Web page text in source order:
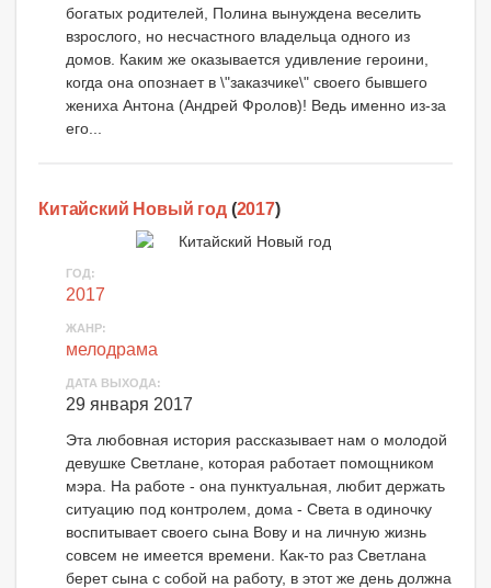
богатых родителей, Полина вынуждена веселить
взрослого, но несчастного владельца одного из
домов. Каким же оказывается удивление героини,
когда она опознает в \"заказчике\" своего бывшего
жениха Антона (Андрей Фролов)! Ведь именно из-за
его...
Китайский Новый год(2017)
ГОД:
2017
ЖАНР:
мелодрама
ДАТА ВЫХОДА:
29 января 2017
Эта любовная история рассказывает нам о молодой
девушке Светлане, которая работает помощником
мэра. На работе - она пунктуальная, любит держать
ситуацию под контролем, дома - Света в одиночку
воспитывает своего сына Вову и на личную жизнь
совсем не имеется времени. Как-то раз Светлана
берет сына с собой на работу, в этот же день должна